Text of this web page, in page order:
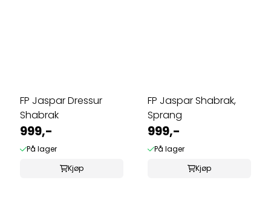
FP Jaspar Dressur
Shabrak
999,-
På lager
Kjøp
FP Jaspar Shabrak,
Sprang
999,-
På lager
Kjøp